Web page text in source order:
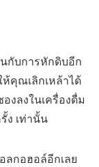
กับการหักดิบอีก
ห้คุณเลิกเหล้าได้
งลงในเครื่องดื่ม
ง เท่านั้น
ลกอฮอล์อีกเลย